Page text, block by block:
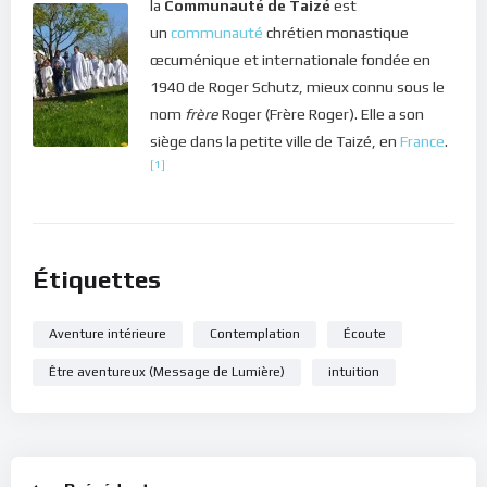
pour changer ta vie ? As-tu le goût de l’aventure ?
Dans le silence de ton cœur, écoute ce message de lumière.
Bonne méditation.
la Communauté de Taizé est
un communauté chrétien monastique
œcuménique et internationale fondée en
1940 de Roger Schutz, mieux connu sous le
nom frèreRoger (Frère Roger). Elle a son
siège dans la petite ville de Taizé, en France.
[1]
Étiquettes
Aventure intérieure Contemplation Écoute
Être aventureux (Message de Lumière) intuition